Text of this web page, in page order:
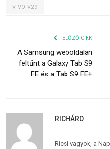
VIVO V29
ELŐZŐ CIKK
A Samsung weboldalán
feltűnt a Galaxy Tab S9
FE és a Tab S9 FE+
RICHÁRD
Ricsi vagyok, a